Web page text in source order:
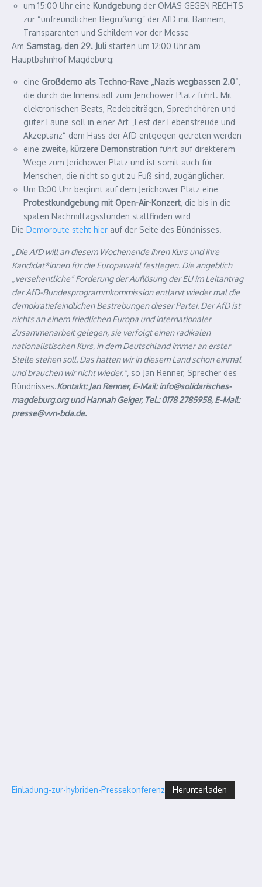
um 15:00 Uhr eine Kundgebung der OMAS GEGEN RECHTS
zur “unfreundlichen Begrüßung” der AfD mit Bannern,
Transparenten und Schildern vor der Messe
Am Samstag, den 29. Juli starten um 12:00 Uhr am
Hauptbahnhof Magdeburg:
eine Großdemo als Techno-Rave „Nazis wegbassen 2.0“,
die durch die Innenstadt zum Jerichower Platz führt. Mit
elektronischen Beats, Redebeiträgen, Sprechchören und
guter Laune soll in einer Art „Fest der Lebensfreude und
Akzeptanz“ dem Hass der AfD entgegen getreten werden
eine zweite, kürzere Demonstration führt auf direkterem
Wege zum Jerichower Platz und ist somit auch für
Menschen, die nicht so gut zu Fuß sind, zugänglicher.
Um 13:00 Uhr beginnt auf dem Jerichower Platz eine
Protestkundgebung mit Open-Air-Konzert, die bis in die
späten Nachmittagsstunden stattfinden wird
Die Demoroute steht hier auf der Seite des Bündnisses.
„Die AfD will an diesem Wochenende ihren Kurs und ihre
Kandidat*innen für die Europawahl festlegen. Die angeblich
„versehentliche“ Forderung der Auflösung der EU im Leitantrag
der AfD-Bundesprogrammkommission entlarvt wieder mal die
demokratiefeindlichen Bestrebungen dieser Partei. Der AfD ist
nichts an einem friedlichen Europa und internationaler
Zusammenarbeit gelegen, sie verfolgt einen radikalen
nationalistischen Kurs, in dem Deutschland immer an erster
Stelle stehen soll. Das hatten wir in diesem Land schon einmal
und brauchen wir nicht wieder.“, so Jan Renner, Sprecher des
Bündnisses.Kontakt: Jan Renner, E-Mail: info@solidarisches-
magdeburg.org und Hannah Geiger, Tel.: 0178 2785958, E-Mail:
presse@vvn-bda.de.
Einladung-zur-hybriden-Pressekonferenz Herunterladen